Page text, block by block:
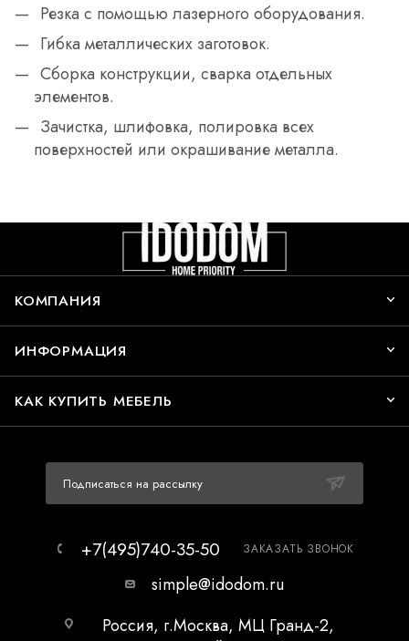
Резка с помощью лазерного оборудования.
Гибка металлических заготовок.
Сборка конструкции, сварка отдельных
элементов.
Зачистка, шлифовка, полировка всех
поверхностей или окрашивание металла.
КОМПАНИЯ
ИНФОРМАЦИЯ
КАК КУПИТЬ МЕБЕЛЬ
Подписаться на рассылку
+7(495)740-35-50 ЗАКАЗАТЬ ЗВОНОК
simple@idodom.ru
Россия, г.Москва, МЦ Гранд-2,